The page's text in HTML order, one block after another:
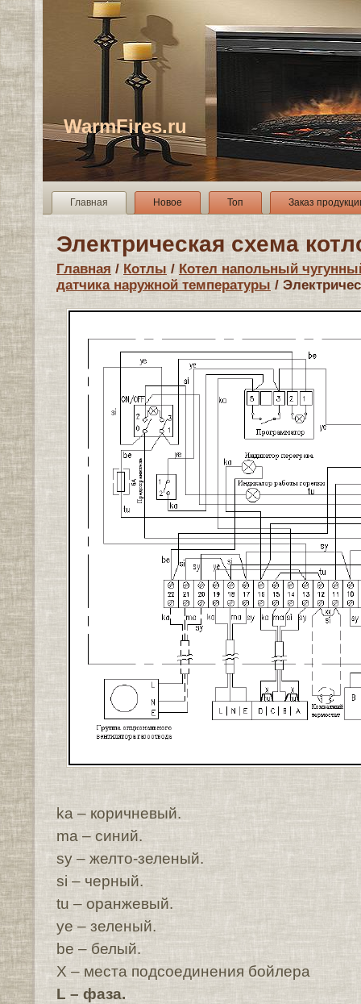
WarmFires.ru
Главная Новое Топ Заказ
Электрическая схема
Главная / Котлы / Котел напольный
датчика наружной температуры /
ka – коричневый.
ma – синий.
sy – желто-зеленый.
si – черный.
tu – оранжевый.
ye – зеленый.
be – белый.
X – места подсоединения бойлера
L – фаза.